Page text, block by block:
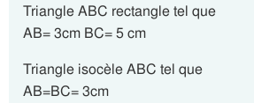
Triangle ABC rectangle tel que
AB= 3cm BC= 5 cm
Triangle isocèle ABC tel que
AB=BC= 3cm